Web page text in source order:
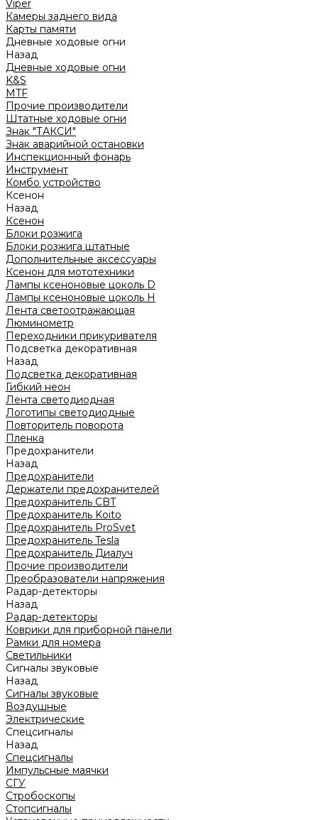
Viper
Камеры заднего вида
Карты памяти
Дневные ходовые огни
Назад
Дневные ходовые огни
K&S
MTF
Прочие производители
Штатные ходовые огни
Знак "ТАКСИ"
Знак аварийной остановки
Инспекционный фонарь
Инструмент
Комбо устройство
Ксенон
Назад
Ксенон
Блоки розжига
Блоки розжига штатные
Дополнительные аксессуары
Ксенон для мототехники
Лампы ксеноновые цоколь D
Лампы ксеноновые цоколь H
Лента светоотражающая
Люминометр
Переходники прикуривателя
Подсветка декоративная
Назад
Подсветка декоративная
Гибкий неон
Лента светодиодная
Логотипы светодиодные
Повторитель поворота
Пленка
Предохранители
Назад
Предохранители
Держатели предохранителей
Предохранитель CBT
Предохранитель Koito
Предохранитель ProSvet
Предохранитель Tesla
Предохранитель Диалуч
Прочие производители
Преобразователи напряжения
Радар-детекторы
Назад
Радар-детекторы
Коврики для приборной панели
Рамки для номера
Светильники
Сигналы звуковые
Назад
Сигналы звуковые
Воздушные
Электрические
Спецсигналы
Назад
Спецсигналы
Импульсные маячки
СГУ
Стробоскопы
Стопсигналы